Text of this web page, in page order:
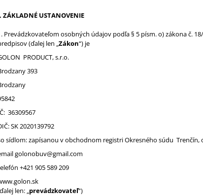
ZÁKLADNÉ USTANOVENIE
Prevádzkovateľom osobných údajov podľa § 5 písm. o) zákona č.
(ďalej len „Zákon“) je
PRODUCT, s.r.o.
393
36309567
SK 2020139792
sídlom: zapísanou v obchodnom registri Okresného súdu Trenčín,
golonobuv@gmail.com
+421 905 589 209
len: „prevádzkovateľ“)